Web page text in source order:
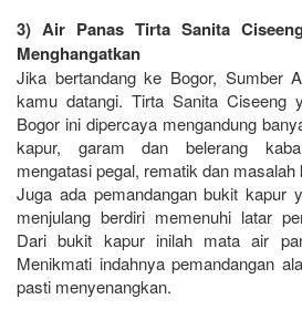
3) Air Panas Tirta Sanita
Menghangatkan
Jika bertandang ke Bogor, Sumber
kamu datangi. Tirta Sanita Ciseeng
Bogor ini dipercaya mengandung
kapur, garam dan belerang
mengatasi pegal, rematik dan masalah
Juga ada pemandangan bukit kapur
menjulang berdiri memenuhi latar
Dari bukit kapur inilah mata air
Menikmati indahnya pemandangan
pasti menyenangkan.